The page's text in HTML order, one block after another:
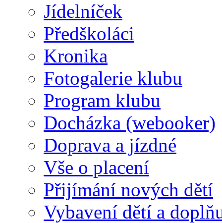
Jídelníček
Předškoláci
Kronika
Fotogalerie klubu
Program klubu
Docházka (webooker)
Doprava a jízdné
Vše o placení
Přijímání nových dětí
Vybavení dětí a